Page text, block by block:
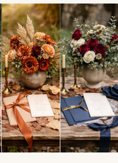
und die Atmosphäre prägen,